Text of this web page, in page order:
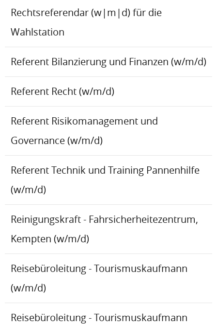
Rechtsreferendar (w|m|d) für die
Wahlstation
Referent Bilanzierung und Finanzen (w/m/d)
Referent Recht (w/m/d)
Referent Risikomanagement und
Governance (w/m/d)
Referent Technik und Training Pannenhilfe
(w/m/d)
Reinigungskraft - Fahrsicherheitezentrum,
Kempten (w/m/d)
Reisebüroleitung - Tourismuskaufmann
(w/m/d)
Reisebüroleitung - Tourismuskaufmann